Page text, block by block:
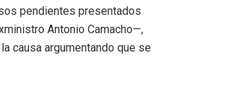
pendientes presentados
Antonio Camacho—,
causa argumentando que se